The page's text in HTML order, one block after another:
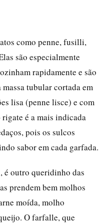
como penne, fusilli,
são especialmente
rapidamente e são
tubular cortada em
lisa (penne lisce) e com
é a mais indicada
pois os sulcos
sabor em cada garfada.
é outro queridinho das
prendem bem molhos
moída, molho
O farfalle, que